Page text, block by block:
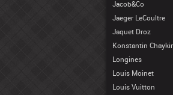
Jacob&Co
Jaeger LeCoultre
Jaquet Droz
Konstantin
Longines
Louis Moinet
Louis Vuitton